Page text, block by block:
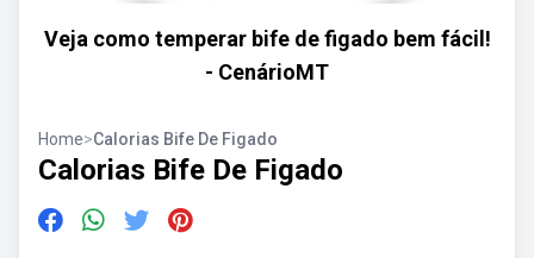
Veja como temperar bife de figado bem fácil!
- CenárioMT
Home>Calorias Bife De Figado
Calorias Bife De Figado